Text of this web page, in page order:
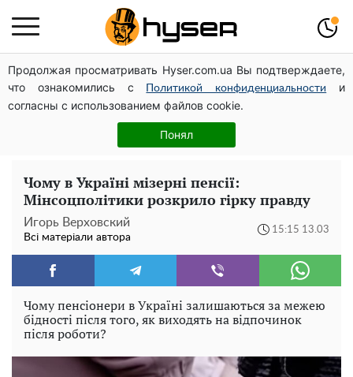
Продолжая просматривать Hyser.com.ua Вы подтверждаете,
что ознакомились с
Политикой конфиденциальности
и
согласны с использованием файлов cookie.
Понял
Дрони із націнкою: Олександр Конотопський вивів
мільйони оборонного бюджету через фіктивну фірму в
Естонії
Гола Олена Тополя у цікавих позах змусила відвисати
щелепи: злив відео – було лише початком
Чому в Україні мізерні пенсії:
Мінсоцполітики розкрило гірку правду
Игорь Верховский
Всі матеріали автора
15:15 13.03
Чому пенсіонери в Україні залишаються за межею
бідності після того, як виходять на відпочинок
після роботи?